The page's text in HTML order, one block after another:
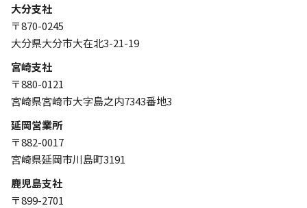
大分支社
〒870-0245
大分県大分市大在北3-21-19
宮崎支社
〒880-0121
宮崎県宮崎市大字島之内7343番地3
延岡営業所
〒882-0017
宮崎県延岡市川島町3191
鹿児島支社
〒899-2701